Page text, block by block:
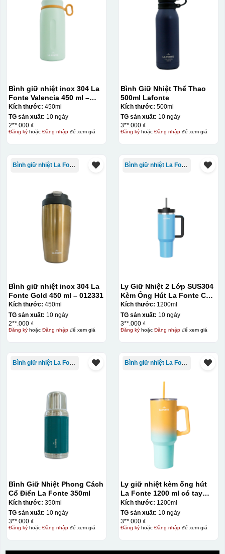
Ưu, nhược điểm của in Decal trượt nước
trên gốm sứ
Ưu điểm
Nhược điểm
mặt vật liệu rất tốt,
không phai theo thời
được nếu in sai,
Khó khăn trong việc
in 1 số màu: Màu
Khó khăn trong việc
in chuyển màu (dễ
trong việc in đơn
sắc)
Thông tin, hình ảnh in
trên chất liệu decal
đẹp, sắc nét, không
Chất liệu in decal
phong phú, dễ dàng
lựa chọn chất liệu
phù hợp với nhu cầu.
bề mặt, phẳng và
cong
Kiểu hộp:
Bình giữ nhiệt inox 304 La
Fonte Valencia 450 ml –
012355
Kích thước: 450ml
TG sản xuất: 10 ngày
2**.000 ₫
Đăng kýhoặc Đăng nhậpđể xem giá
Bình Giữ Nhiệt Thể Thao
500ml Lafonte
Kích thước: 500ml
TG sản xuất: 10 ngày
3**.000 ₫
Đăng kýhoặc Đăng nhậpđể xem giá
Bình giữ nhiệt La Fonte
Bình giữ nhiệt inox 304 La
Fonte Gold 450 ml – 012331
Kích thước: 450ml
TG sản xuất: 10 ngày
2**.000 ₫
Đăng kýhoặc Đăng nhậpđể xem giá
Bình giữ nhiệt La Fonte
Ly Giữ Nhiệt 2 Lớp SUS304
Kèm Ống Hút La Fonte Có
Tay Cầm 1200ml
Kích thước: 1200ml
TG sản xuất: 10 ngày
3**.000 ₫
Đăng kýhoặc Đăng nhậpđể xem giá
Bình giữ nhiệt La Fonte
Bình Giữ Nhiệt Phong Cách
Cổ Điển La Fonte 350ml
Kích thước: 350ml
TG sản xuất: 10 ngày
3**.000 ₫
Đăng kýhoặc Đăng nhậpđể xem giá
Bình giữ nhiệt La Fonte
Ly giữ nhiệt kèm ống hút
La Fonte 1200 ml có tay
cầm – 012317
Kích thước: 1200ml
TG sản xuất: 10 ngày
3**.000 ₫
Đăng kýhoặc Đăng nhậpđể xem giá